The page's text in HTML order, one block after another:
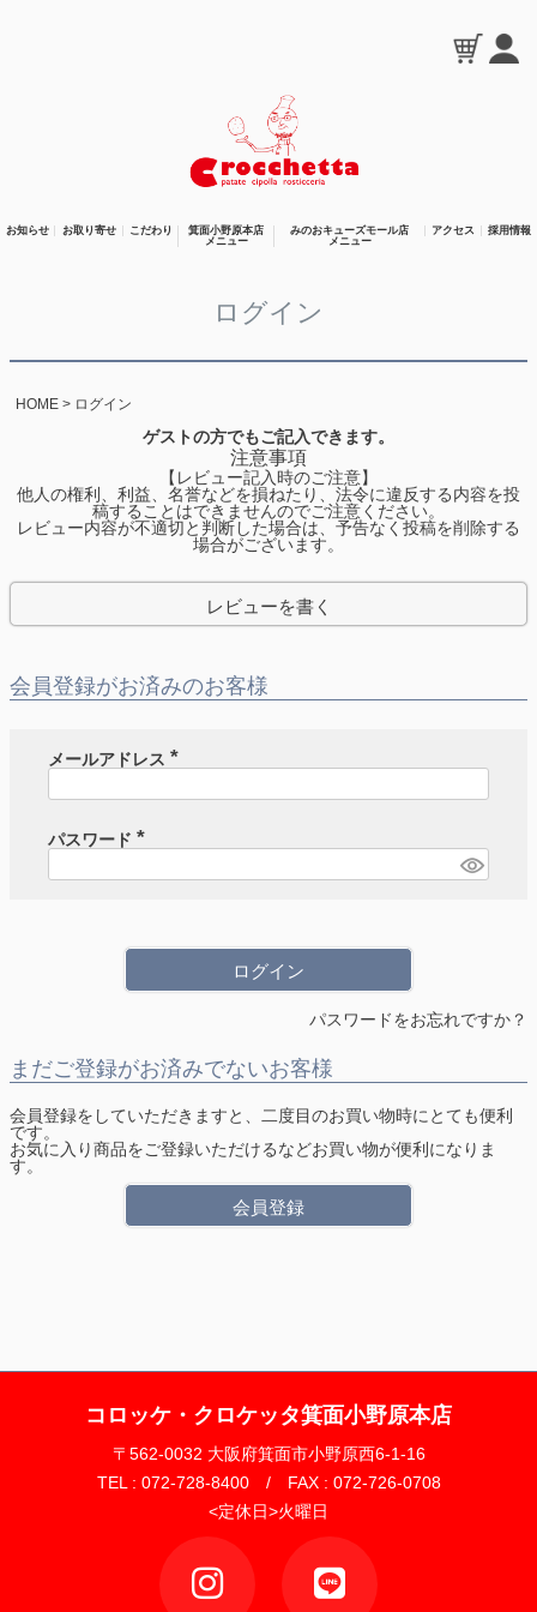
お知らせ お取り寄せ こだわり
箕面小野原本店
メニュー
みのおキューズモール店
メニュー
アクセス 採用情報
ログイン
HOME ログイン
ゲストの方でもご記入できます。
注意事項
【レビュー記入時のご注意】
他人の権利、利益、名誉などを損ねたり、法令に違反する内容を投
稿することはできませんのでご注意ください。
レビュー内容が不適切と判断した場合は、予告なく投稿を削除する
場合がございます。
レビューを書く
会員登録がお済みのお客様
メールアドレス
パスワード
ログイン
パスワードをお忘れですか？
まだご登録がお済みでないお客様
会員登録をしていただきますと、二度目のお買い物時にとても便利
です。
お気に入り商品をご登録いただけるなどお買い物が便利になりま
す。
会員登録
コロッケ・クロケッタ箕面小野原本店
〒562-0032 大阪府箕面市小野原西6-1-16
TEL : 072-728-8400 / FAX : 072-726-0708
<定休日>火曜日